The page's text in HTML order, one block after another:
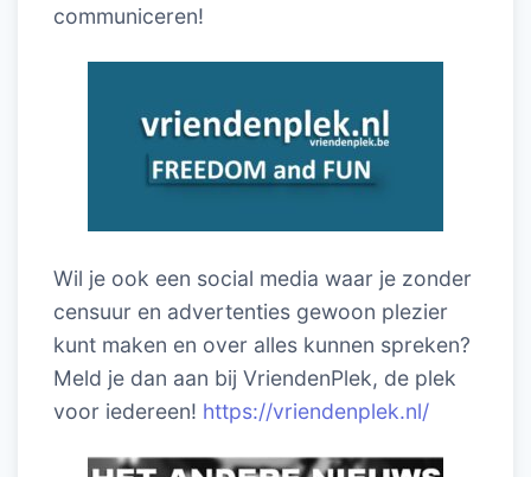
communiceren!
Wil je ook een social media waar je zonder
censuur en advertenties gewoon plezier
kunt maken en over alles kunnen spreken?
Meld je dan aan bij VriendenPlek, de plek
voor iedereen! https://vriendenplek.nl/